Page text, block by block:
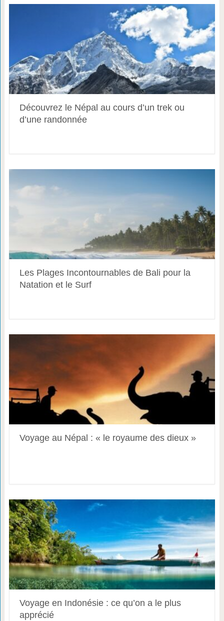
Découvrez le Népal au cours d’un trek ou
d’une randonnée
Les Plages Incontournables de Bali pour la
Natation et le Surf
Voyage au Népal : « le royaume des dieux »
Voyage en Indonésie : ce qu’on a le plus
apprécié